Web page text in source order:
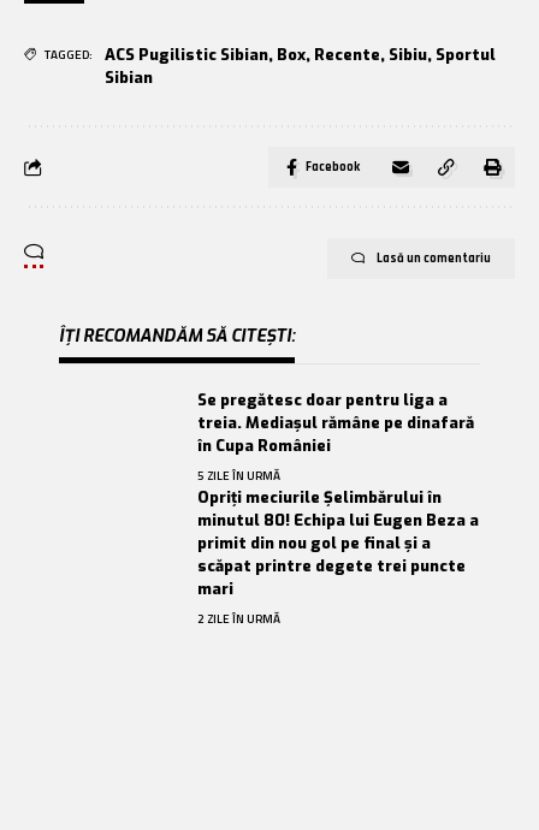
TAGGED: ACS Pugilistic Sibian, Box, Recente, Sibiu, Sportul
Sibian
Facebook
Lasă un comentariu
ÎȚI RECOMANDĂM SĂ CITEȘTI:
Se pregătesc doar pentru liga a
treia. Mediașul rămâne pe dinafară
în Cupa României
5 ZILE ÎN URMĂ
Opriți meciurile Șelimbărului în
minutul 80! Echipa lui Eugen Beza a
primit din nou gol pe final și a
scăpat printre degete trei puncte
mari
2 ZILE ÎN URMĂ